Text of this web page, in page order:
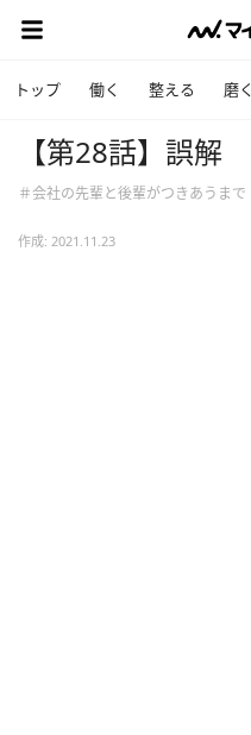
トップ 働く 整える 磨く
【第28話】誤解
＃会社の先輩と後輩がつきあうまで
作成: 2021.11.23